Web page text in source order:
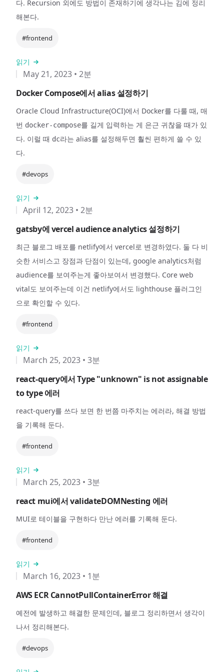
다. Recursion 외에도 방법이 존재하기에 생각나는 김에 정리
해본다.
#frontend
읽기
May 21, 2023 • 2분
Docker Compose에서 alias 설정하기
Oracle Cloud Infrastructure(OCI)에서 Docker를 다룰 때, 매
번 docker-compose를 길게 입력하는 게 은근 귀찮을 때가 있
다. 이럴 때 dc라는 alias를 설정해두면 훨씬 편하게 쓸 수 있
다.
#devops
읽기
April 12, 2023 • 2분
gatsby에 vercel audience analytics 설정하기
최근 블로그 배포를 netlify에서 vercel로 변경하였다. 둘 다 비
슷한 서비스고 장점과 단점이 있는데, google analytics처럼
audience를 보여주는게 좋아보여서 변경했다. Core web
vital도 보여주는데 이건 netlify에서도 lighthouse 플러그인
으로 확인할 수 있다.
#frontend
읽기
March 25, 2023 • 3분
react-query에서 Type "unknown" is not assignable
to type 에러
react-query를 쓰다 보면 한 번쯤 마주치는 에러라, 해결 방법
을 기록해 둔다.
#frontend
읽기
March 25, 2023 • 3분
react mui에서 validateDOMNesting 에러
MUI로 테이블을 구현하다 만난 에러를 기록해 둔다.
#frontend
읽기
March 16, 2023 • 1분
AWS ECR CannotPullContainerError 해결
예전에 발생하고 해결한 문제인데, 블로그 정리하면서 생각이
나서 정리해본다.
#devops